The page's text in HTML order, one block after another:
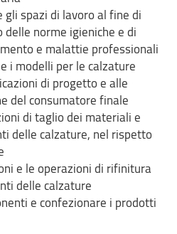
gli spazi di lavoro al fine di
norme igieniche e di
e malattie professionali
i modelli per le calzature
di progetto e alle
del consumatore finale
di taglio dei materiali e
delle calzature, nel rispetto
e le operazioni di rifinitura
delle calzature
e confezionare i prodotti